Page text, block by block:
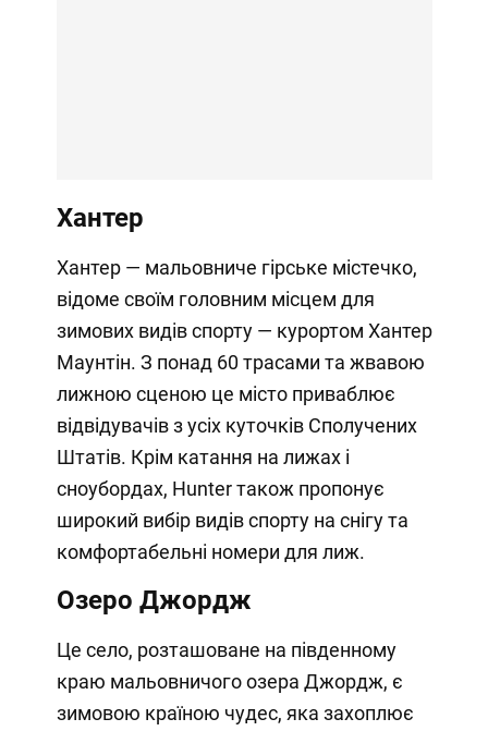
Хантер
Хантер — мальовниче гірське містечко,
відоме своїм головним місцем для
зимових видів спорту — курортом Хантер
Маунтін. З понад 60 трасами та жвавою
лижною сценою це місто приваблює
відвідувачів з усіх куточків Сполучених
Штатів. Крім катання на лижах і
сноубордах, Hunter також пропонує
широкий вибір видів спорту на снігу та
комфортабельні номери для лиж.
Озеро Джордж
Це село, розташоване на південному
краю мальовничого озера Джордж, є
зимовою країною чудес, яка захоплює